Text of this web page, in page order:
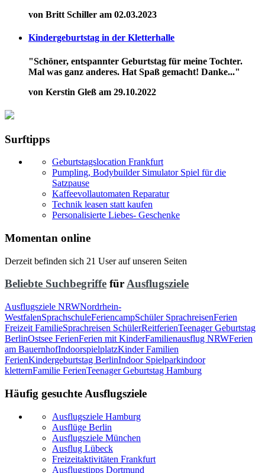
von Britt Schiller am 02.03.2023
Kindergeburtstag in der Kletterhalle
"Schöner, entspannter Geburtstag für meine Tochter.
Mal was ganz anderes. Hat Spaß gemacht! Danke..."
von Kerstin Gleß am 29.10.2022
Surftipps
Geburtstagslocation Frankfurt
Pumpling, Bodybuilder Simulator Spiel für die
Satzpause
Kaffeevollautomaten Reparatur
Technik leasen statt kaufen
Personalisierte Liebes- Geschenke
Momentan online
Derzeit befinden sich 21 User auf unseren Seiten
Beliebte Suchbegriffe fürAusflugsziele
Ausflugsziele NRWNordrhein-
WestfalenSprachschuleFeriencampSchüler SprachreisenFerien
Freizeit FamilieSprachreisen SchülerReitferienTeenager Geburtstag
BerlinOstsee FerienFerien mit KinderFamilienausflug NRWFerien
am BauernhofIndoorspielplatzKinder Familien
FerienKindergeburtstag BerlinIndoor Spielparkindoor
kletternFamilie FerienTeenager Geburtstag Hamburg
Häufig gesuchte Ausflugsziele
Ausflugsziele Hamburg
Ausflüge Berlin
Ausflugsziele München
Ausflug Lübeck
Freizeitaktivitäten Frankfurt
Ausflugstipps Dortmund